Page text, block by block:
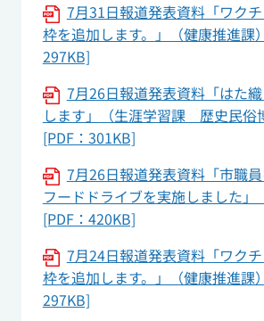
7月31日報道発表資料「ワク
枠を追加します。」（健康推進課
297KB]
7月26日報道発表資料「はた
します」（生涯学習課 歴史民俗
[PDF：301KB]
7月26日報道発表資料「市職
フードドライブを実施しました」
[PDF：420KB]
7月24日報道発表資料「ワク
枠を追加します。」（健康推進課
297KB]